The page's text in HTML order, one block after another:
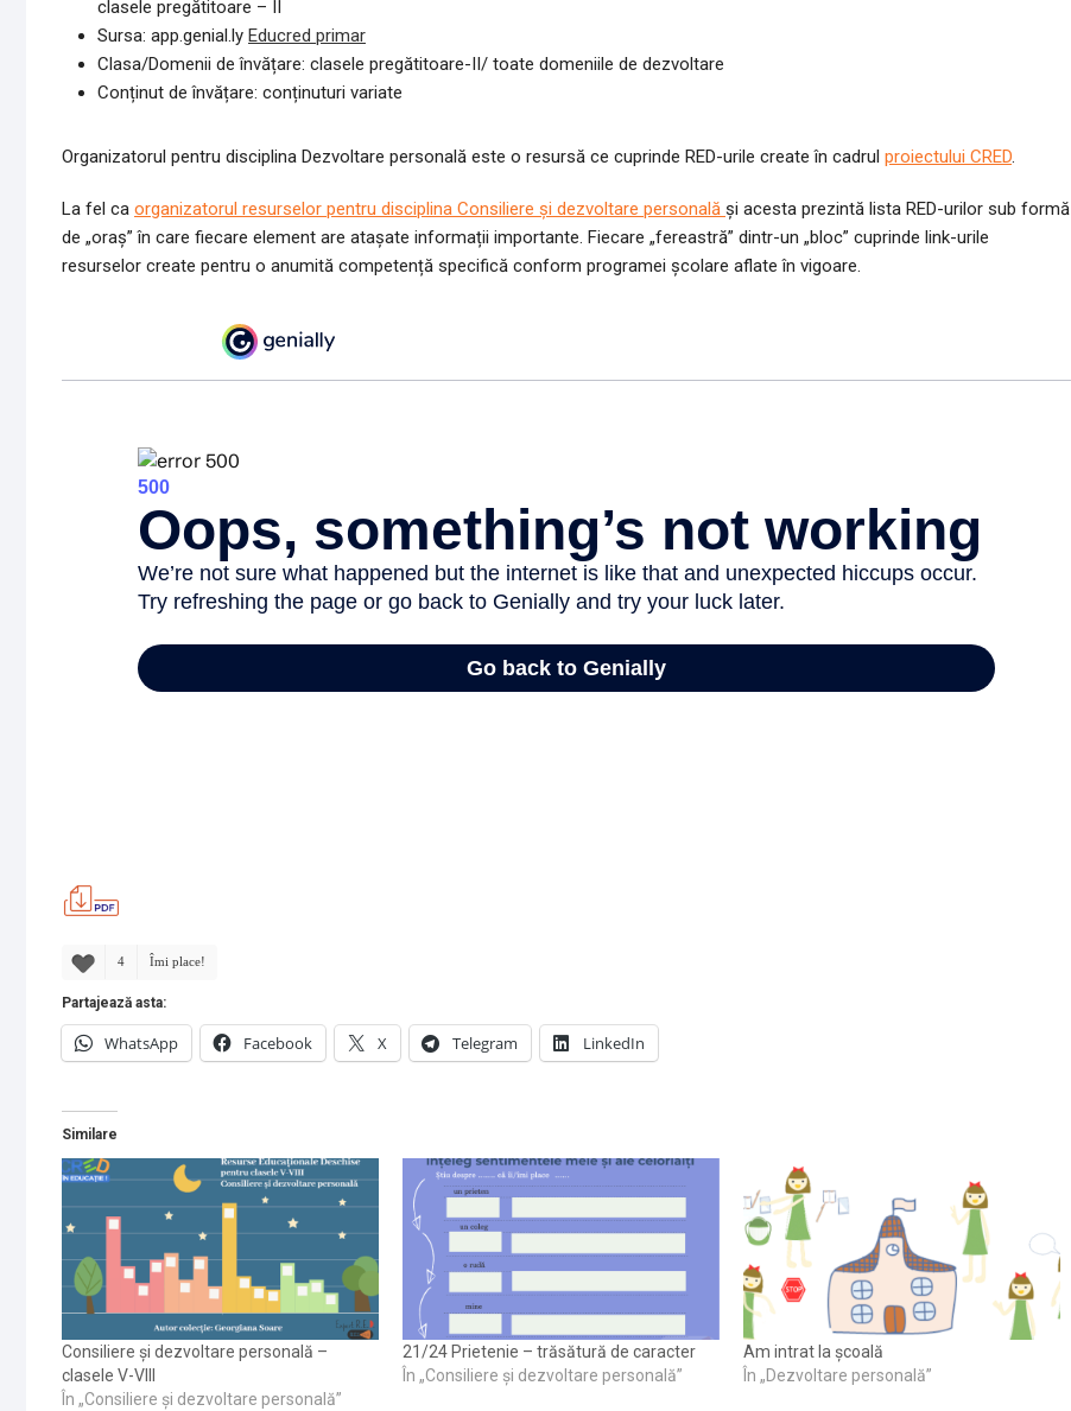
clasele pregătitoare – II
Sursa: app.genial.ly Educred primar
Clasa/Domenii de învățare: clasele pregătitoare-II/ toate domeniile de dezvoltare
Conținut de învățare: conținuturi variate
Organizatorul pentru disciplina Dezvoltare personală este o resursă ce cuprinde RED-urile create în cadrul proiectului CRED.
La fel ca organizatorul resurselor pentru disciplina Consiliere și dezvoltare personală și acesta prezintă lista RED-urilor sub formă
de „oraș” în care fiecare element are atașate informații importante. Fiecare „fereastră” dintr-un „bloc” cuprinde link-urile
resurselor create pentru o anumită competență specifică conform programei școlare aflate în vigoare.
4 Îmi place!
Partajează asta:
WhatsApp Facebook X Telegram LinkedIn
Similare
Consiliere și dezvoltare personală –
clasele V-VIII
În „Consiliere și dezvoltare personală”
21/24 Prietenie – trăsătură de caracter
În „Consiliere și dezvoltare personală”
Am intrat la școală
În „Dezvoltare personală”